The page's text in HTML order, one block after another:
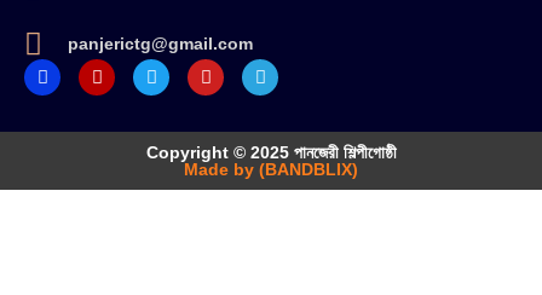
panjerictg@gmail.com
Copyright © 2025 পানজেরী শিল্পীগোষ্ঠী
Made by (BANDBLIX)